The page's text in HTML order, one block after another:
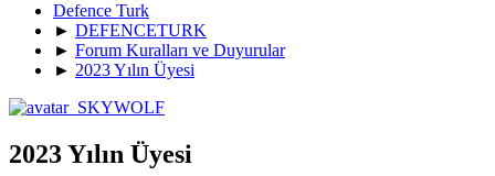
Defence Turk
► DEFENCETURK
► Forum Kuralları ve Duyurular
► 2023 Yılın Üyesi
2023 Yılın Üyesi